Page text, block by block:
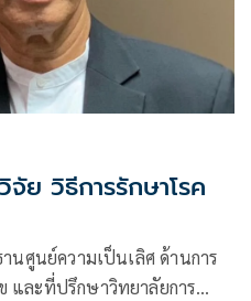
ย วิธีการรักษาโรค
ศูนย์ความเป็นเลิศ ด้านการ
และที่ปรึกษาวิทยาลัยการ